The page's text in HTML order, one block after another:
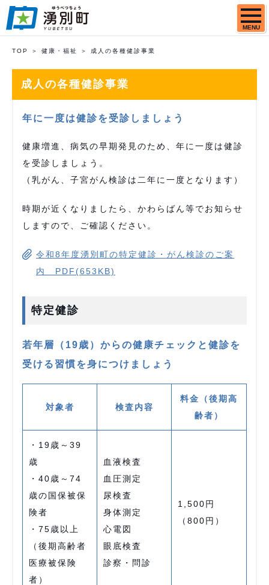
MENU
TOP 健康・福祉 成人の各種健診事業
成人の各種健診事業
年に一度は健診を受診しましょう
健康増進、病気の早期発見のため、年に一度は健診
を受診しましょう。
（乳がん、子宮がん検診は二年に一度となります）
時期が近くなりましたら、かわらばん等でお知らせ
しますので、ご確認ください。
令和8年度湧別町の特定健診・がん検診のご案
内 PDF(653KB)
特定健診
若年層（19歳）からの健康チェックと健診を
受ける習慣を身につけましょう
対象者 検査内容
料金（後期高
齢者）
・19歳～39
歳
・40歳～74
歳の国保被保
険者
・75歳以上
（後期高齢者
医療被保険
者）
血液検査
血圧測定
尿検査
身体測定
心電図
眼底検査
診察・問診
1,500円
（800円）